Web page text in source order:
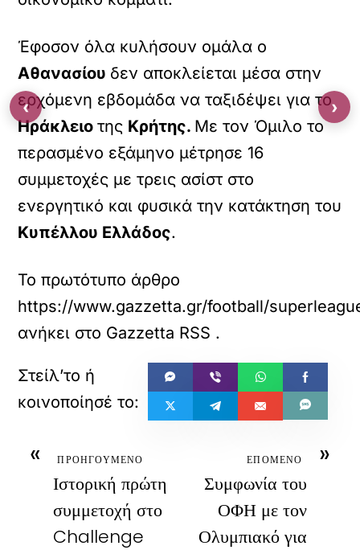
Έφοσον όλα κυλήσουν ομάλα ο
Αθανασίου δεν αποκλείεται μέσα στην
ερχόμενη εβδομάδα να ταξιδέψει για το
Ηράκλειοτης Κρήτης. Με τον Όμιλο το
περασμένο εξάμηνο μέτρησε 16
συμμετοχές με τρεις ασίστ στο
ενεργητικό και φυσικά την κατάκτηση του
Κυπέλλου Ελλάδος.
Το πρωτότυπο άρθρο
https://www.gazzetta.gr/football/
ανήκει στο Gazzetta RSS .
« ΠΡΟΗΓΟΥΜΕΝΟ
Ιστορική πρώτη
συμμετοχή στο
Challenge
»
ΕΠΟΜΕΝΟ
Συμφωνία του
ΟΦΗ με τον
Ολυμπιακό για
‹ ›